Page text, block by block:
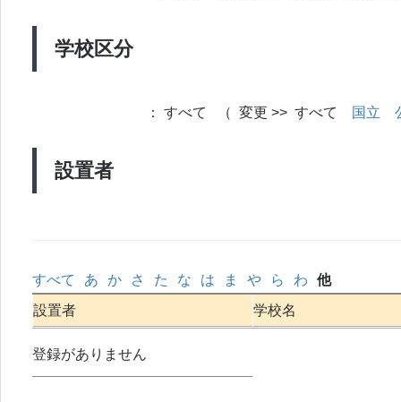
学校区分
設置者
： すべて （ 変更 >> すべて 国立
すべて あ か さ た な は ま や ら わ
他
設置者
学校名
登録がありません